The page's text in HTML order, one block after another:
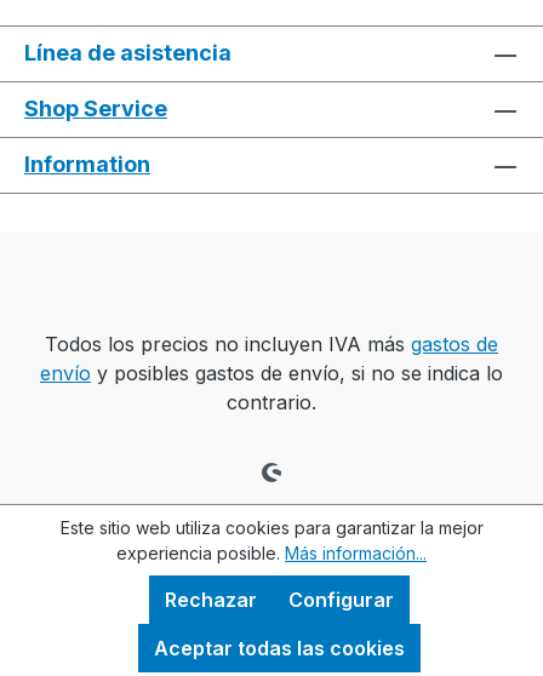
Línea de asistencia
Shop Service
Information
Todos los precios no incluyen IVA más gastos de
envío y posibles gastos de envío, si no se indica lo
contrario.
Este sitio web utiliza cookies para garantizar la mejor
experiencia posible. Más información...
Rechazar
Configurar
Aceptar todas las cookies